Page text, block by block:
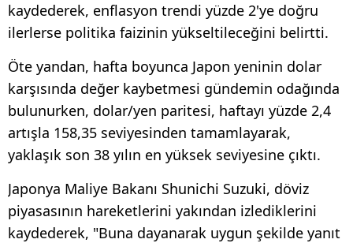
kaydederek, enflasyon trendi yüzde 2'ye doğru
ilerlerse politika faizinin yükseltileceğini belirtti.
Öte yandan, hafta boyunca Japon yeninin dolar
karşısında değer kaybetmesi gündemin odağında
bulunurken, dolar/yen paritesi, haftayı yüzde 2,4
artışla 158,35 seviyesinden tamamlayarak,
yaklaşık son 38 yılın en yüksek seviyesine çıktı.
Japonya Maliye Bakanı Shunichi Suzuki, döviz
piyasasının hareketlerini yakından izlediklerini
kaydederek, "Buna dayanarak uygun şekilde yanıt